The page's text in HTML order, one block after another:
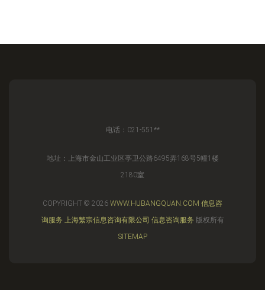
电话：021-551**
地址：上海市金山工业区亭卫公路6495弄168号5幢1楼
2180室
COPYRIGHT © 2026 WWW.HUBANGQUAN.COM 信息咨
询服务 上海繁宗信息咨询有限公司 信息咨询服务 版权所有
SITEMAP